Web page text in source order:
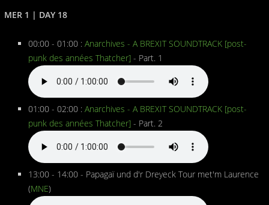
MER 1 | DAY 18
00:00 - 01:00 : Anarchives - A BREXIT SOUNDTRACK [post-
punk des années Thatcher] - Part. 1
01:00 - 02:00 : Anarchives - A BREXIT SOUNDTRACK [post-
punk des années Thatcher] - Part. 2
13:00 - 14:00 - Papagaï und d'r Dreyeck Tour met'm Laurence
(MNE)